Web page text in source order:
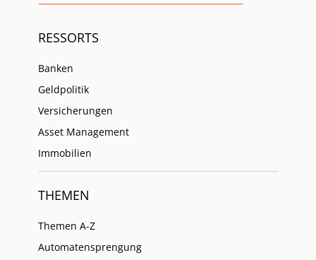
RESSORTS
Banken
Geldpolitik
Versicherungen
Asset Management
Immobilien
THEMEN
Themen A-Z
Automatensprengung